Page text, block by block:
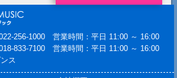
256-1000 営業時間：平日 11:00 ～ 16:00
833-7100 営業時間：平日 11:00 ～ 16:00
ス